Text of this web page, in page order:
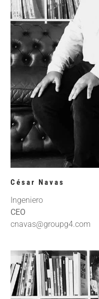
César Navas
Ingeniero
CEO
cnavas@groupg4.com